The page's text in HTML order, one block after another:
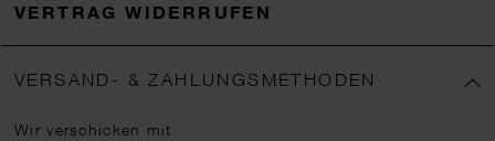
VERTRAG WIDERRUFEN
VERSAND- & ZAHLUNGSMETHODEN
Wir verschicken mit